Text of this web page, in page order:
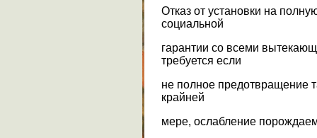
Отказ от установки на
социальной
гарантии со всеми
требуется если
не полное предотвращение
крайней
мере, ослабление